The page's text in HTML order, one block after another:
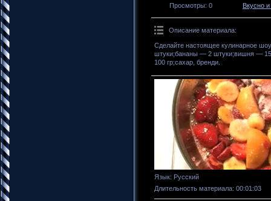
Просмотры: 0 Вкусно
Описание материала:
Сделайте настоящее кулинарное
штуки;бананы — 2 штуки;вишня —
100 гр;сахар, бренди.
Язык: Русский
Длительность материала: 00:01:03